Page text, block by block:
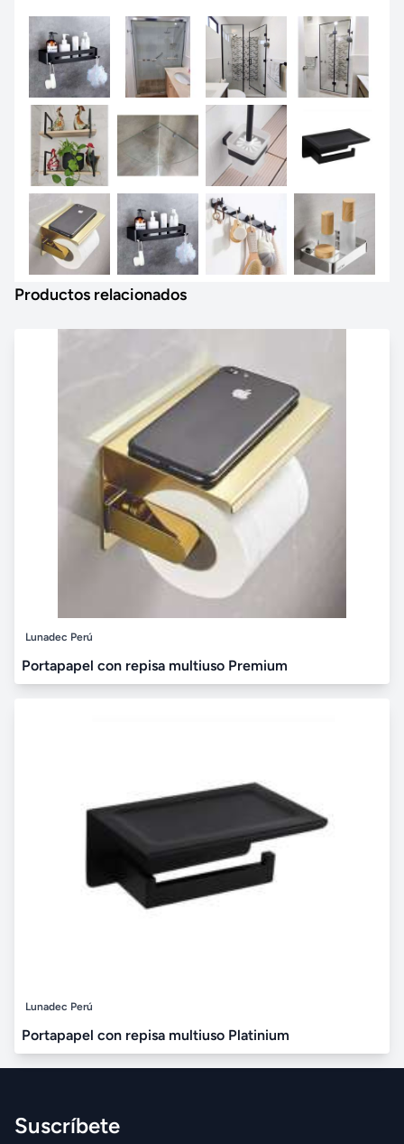
Productos relacionados
Lunadec Perú
Portapapel con repisa multiuso Premium
Lunadec Perú
Portapapel con repisa multiuso Platinium
Suscríbete